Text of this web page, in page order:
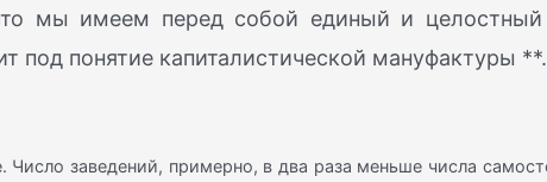
мы имеем перед собой единый и
под понятие капиталистической мануфактуры
Число заведений, примерно, в два раза меньше числа